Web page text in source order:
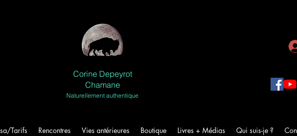
Corine Depeyrot
Chamane
Naturellement authentique
Tarifs Rencontres Vies antérieures Boutique Livres + Médias Qui suis-je ?